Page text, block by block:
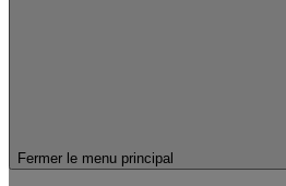
Fermer le menu principal